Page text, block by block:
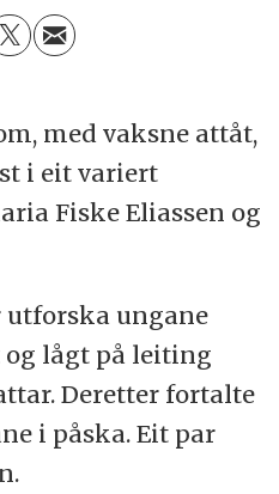
med vaksne attåt,
i eit variert
Fiske Eliassen og
utforska ungane
lågt på leiting
Deretter fortalte
i påska. Eit par